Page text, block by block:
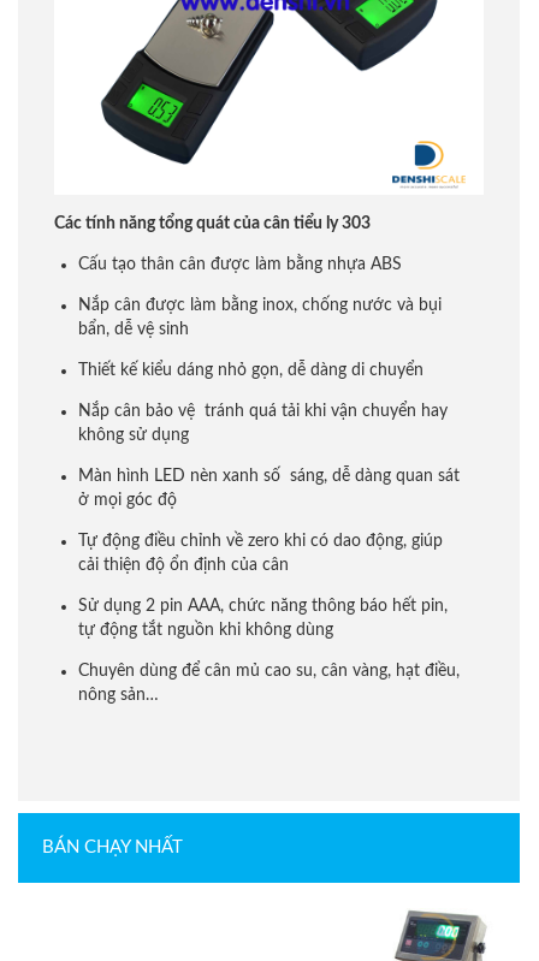
Các tính năng tổng quát của cân tiểu ly 303
Cấu tạo thân cân được làm bằng nhựa ABS
Nắp cân được làm bằng inox, chống nước và bụi
bẩn, dễ vệ sinh
Thiết kế kiểu dáng nhỏ gọn, dễ dàng di chuyển
Nắp cân bảo vệ tránh quá tải khi vận chuyển hay
không sử dụng
Màn hình LED nèn xanh số sáng, dễ dàng quan sát
ở mọi góc độ
Tự động điều chỉnh về zero khi có dao động, giúp
cải thiện độ ổn định của cân
Sử dụng 2 pin AAA, chức năng thông báo hết pin,
tự động tắt nguồn khi không dùng
Chuyên dùng để cân mủ cao su, cân vàng, hạt điều,
nông sản…
BÁN CHẠY NHẤT